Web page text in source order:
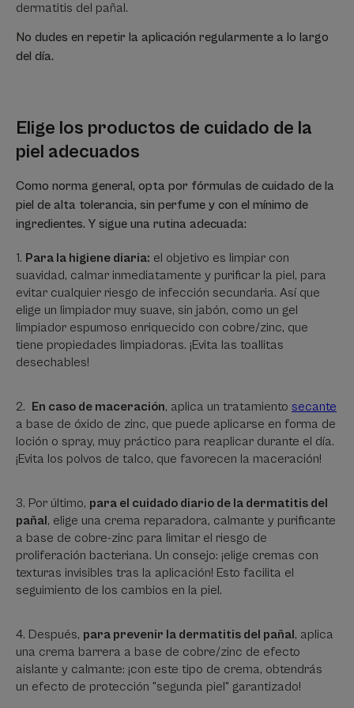
dermatitis del pañal.
No dudes en repetir la aplicación regularmente a lo largo
del día.
Elige los productos de cuidado de la
piel adecuados
Como norma general, opta por fórmulas de cuidado de la
piel de alta tolerancia, sin perfume y con el mínimo de
ingredientes. Y sigue una rutina adecuada:
Para la higiene diaria: el objetivo es limpiar con
suavidad, calmar inmediatamente y purificar la piel, para
evitar cualquier riesgo de infección secundaria. Así que
elige un limpiador muy suave, sin jabón, como un gel
limpiador espumoso enriquecido con cobre/zinc, que
tiene propiedades limpiadoras. ¡Evita las toallitas
desechables!
En caso de maceración, aplica un tratamiento secante
a base de óxido de zinc, que puede aplicarse en forma de
loción o spray, muy práctico para reaplicar durante el día.
¡Evita los polvos de talco, que favorecen la maceración!
Por último, para el cuidado diario de la dermatitis del
pañal, elige una crema reparadora, calmante y purificante
a base de cobre-zinc para limitar el riesgo de
proliferación bacteriana. Un consejo: ¡elige cremas con
texturas invisibles tras la aplicación! Esto facilita el
seguimiento de los cambios en la piel.
Después, para prevenir la dermatitis del pañal, aplica
una crema barrera a base de cobre/zinc de efecto
aislante y calmante: ¡con este tipo de crema, obtendrás
un efecto de protección "segunda piel" garantizado!